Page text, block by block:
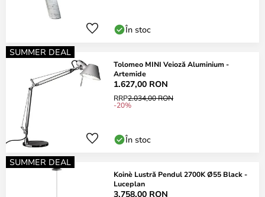
În stoc
SUMMER DEAL
Tolomeo MINI Veioză Aluminium -
Artemide
1.627,00 RON
RRP2.034,00 RON
-20%
În stoc
SUMMER DEAL
Koinè Lustră Pendul 2700K Ø55 Black -
Luceplan
3.758,00 RON